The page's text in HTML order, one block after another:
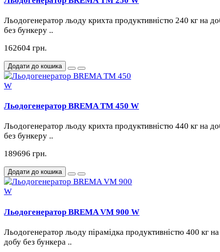
Льодогенератор льоду крихта продуктивністю 240 кг на
без бункеру ..
162604 грн.
Додати до кошика
Льодогенератор BREMA TM 450 W
Льодогенератор льоду крихта продуктивністю 440 кг на
без бункеру ..
189696 грн.
Додати до кошика
Льодогенератор BREMA VM 900 W
Льодогенератор льоду пірамідка продуктивністю 400 кг на
добу без бункера ..